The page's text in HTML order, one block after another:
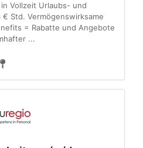
Vollzeit Urlaubs- und
Std. Vermögenswirksame
= Rabatte und Angebote
...